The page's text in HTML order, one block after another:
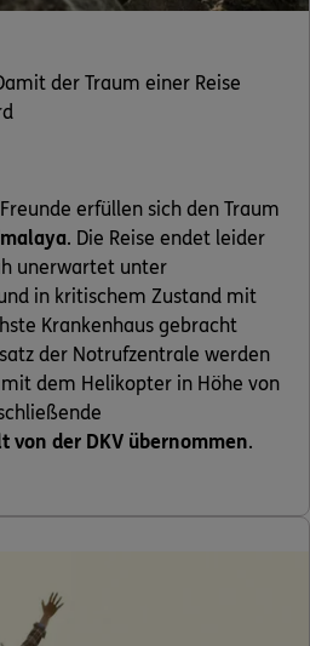
der Traum einer Reise
erfüllen sich den Traum
. Die Reise endet leider
unerwartet unter
in kritischem Zustand mit
Krankenhaus gebracht
der Notrufzentrale werden
dem Helikopter in Höhe von
von der DKV übernommen.